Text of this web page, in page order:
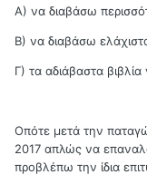
Α) να διαβάσω
Β) να διαβάσω
Γ) τα αδιάβαστα
Οπότε μετά την
2017 απλώς να
προβλέπω την ίδια